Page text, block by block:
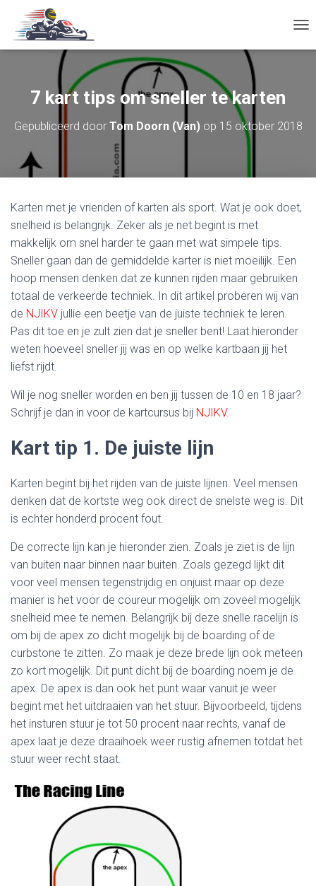
O
A
I
7 kart tips om sneller te karten
Gepubliceerd door Tom Doorn (Van)op 15 oktober 2018
Karten met je vrienden of karten als sport. Wat je ook doet,
snelheid is belangrijk. Zeker als je net begint is met
makkelijk om snel harder te gaan met wat simpele tips.
Sneller gaan dan de gemiddelde karter is niet moeilijk. Een
hoop mensen denken dat ze kunnen rijden maar gebruiken
totaal de verkeerde techniek. In dit artikel proberen wij van
de NJIKV jullie een beetje van de juiste techniek te leren.
Pas dit toe en je zult zien dat je sneller bent! Laat hieronder
weten hoeveel sneller jij was en op welke kartbaan jij het
liefst rijdt.
Wil je nog sneller worden en ben jij tussen de 10 en 18 jaar?
Schrijf je dan in voor de kartcursus bij NJIKV.
Kart tip 1. De juiste lijn
Karten begint bij het rijden van de juiste lijnen. Veel mensen
denken dat de kortste weg ook direct de snelste weg is. Dit
is echter honderd procent fout.
De correcte lijn kan je hieronder zien. Zoals je ziet is de lijn
van buiten naar binnen naar buiten. Zoals gezegd lijkt dit
voor veel mensen tegenstrijdig en onjuist maar op deze
manier is het voor de coureur mogelijk om zoveel mogelijk
snelheid mee te nemen. Belangrijk bij deze snelle racelijn is
om bij de apex zo dicht mogelijk bij de boarding of de
curbstone te zitten. Zo maak je deze brede lijn ook meteen
zo kort mogelijk. Dit punt dicht bij de boarding noem je de
apex. De apex is dan ook het punt waar vanuit je weer
begint met het uitdraaien van het stuur. Bijvoorbeeld, tijdens
het insturen stuur je tot 50 procent naar rechts, vanaf de
apex laat je deze draaihoek weer rustig afnemen totdat het
stuur weer recht staat.